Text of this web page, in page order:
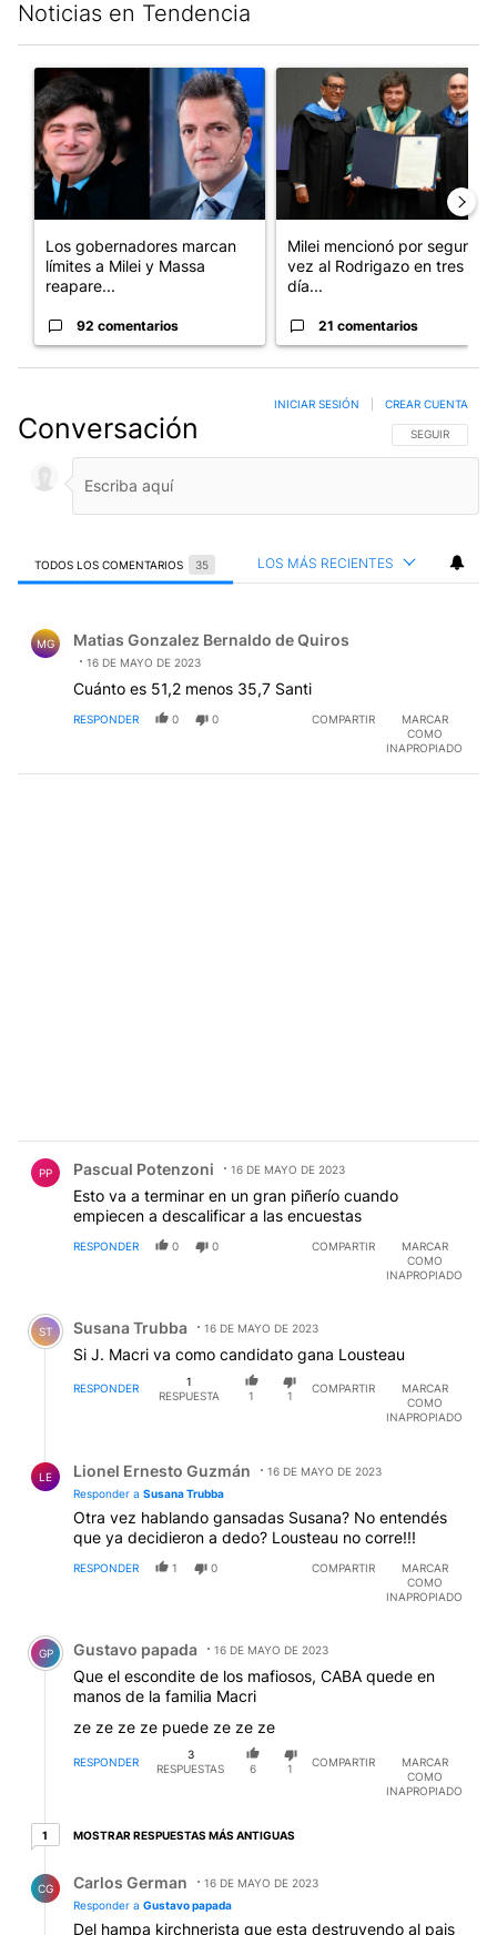
Noticias en Tendencia
Un artículo de tendencia con el título "Los gobernadores
Los gobernadores marcan
límites a Milei y Massa
reapare...
92 comentarios
Un artículo de tendencia
Milei mencionó por segunda
vez al Rodrigazo en tres
día...
21 comentarios
Conversación SIGA ESTA
SEGUIR
INICIAR SESIÓN CREAR CUENTA
TODOS LOS COMENTARIOS 35 LOS MÁS RECIENTES
MG Matias Gonzalez Bernaldo de Quiros
16 DE MAYO DE 2023
Cuánto es 51,2 menos 35,7 Santi
RESPONDER 0 0 COMPARTIR
MARCAR
COMO
INAPROPIADO
PP Pascual Potenzoni 16 DE MAYO DE 2023
Esto va a terminar en un gran piñerío cuando
empiecen a descalificar a las encuestas
RESPONDER 0 0 COMPARTIR
MARCAR
COMO
INAPROPIADO
Comentario de Susana Trubba.
ST Susana Trubba 16 DE MAYO DE 2023
Si J. Macri va como candidato gana Lousteau
RESPONDER
1
RESPUESTA
1 1
COMPARTIR
MARCAR
COMO
INAPROPIADO
LE Lionel Ernesto Guzmán
16 DE MAYO DE 2023
Responder a Susana Trubba
Otra vez hablando gansadas Susana? No entendés
que ya decidieron a dedo? Lousteau no corre!!!
RESPONDER 1 0 COMPARTIR
MARCAR
COMO
INAPROPIADO
Comentario de Gustavo papada.
GP Gustavo papada 16 DE MAYO DE 2023
Que el escondite de los mafiosos, CABA quede en
manos de la familia Macri
ze ze ze ze puede ze ze ze
RESPONDER
3
RESPUESTAS
6 1
COMPARTIR
MARCAR
COMO
INAPROPIADO
11 respuesta más antiguas
MOSTRAR RESPUESTAS MÁS ANTIGUAS
CG Carlos German
16 DE MAYO DE 2023
Responder a Gustavo papada
Del hampa kirchnerista que esta destruyendo al pais